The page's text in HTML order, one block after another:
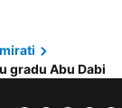
gradu Abu Dabi